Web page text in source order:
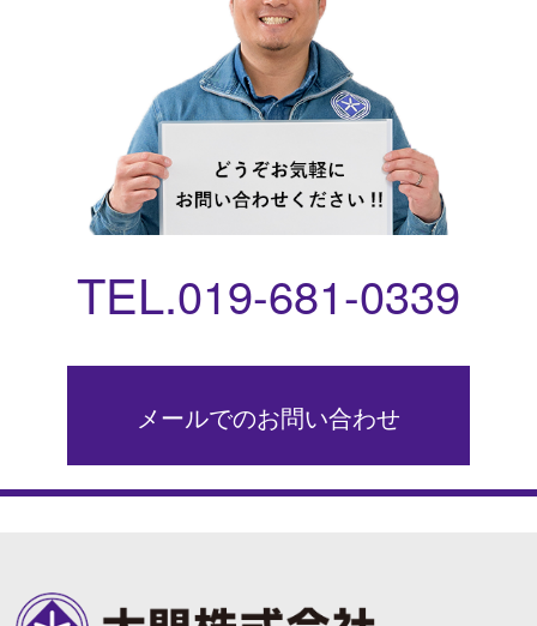
TEL.019-681-0339
メールでのお問い合わせ